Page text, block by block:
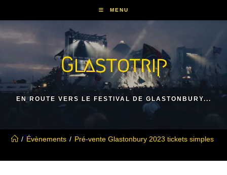
content
MENU
Glastotrip
EN ROUTE VERS LE FESTIVAL DE GLASTONBURY...
/ Évènements / Pré-vente Glastonbury 2023 tickets simples